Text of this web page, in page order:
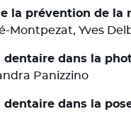
la prévention de
Montpezat, Yves
dentaire dans la
Panizzino
dentaire dans la